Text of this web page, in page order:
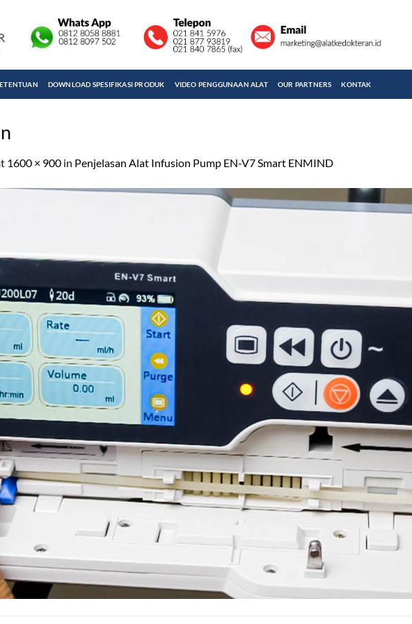
DOWNLOAD SPESIFIKASI PRODUK VIDEO PENGGUNAAN ALAT OUR PARTNERS KONTAK
1600 × 900 in Penjelasan Alat Infusion Pump EN-V7 Smart ENMIND